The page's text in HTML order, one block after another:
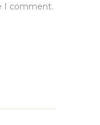
I comment.